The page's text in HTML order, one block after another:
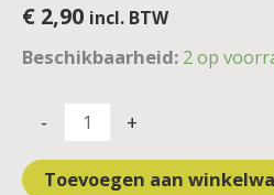
€ 2,90 incl. BTW
Beschikbaarheid: 2 op
- +
Toevoegen aan